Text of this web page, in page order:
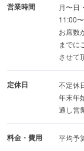
新しく、より選
自慢のうなぎを
皆様のご来店を
営業時間
月〜日
11:00
お席数
までに
させて
定休日
不定休
年末年
通し営
料金・費用 平均予